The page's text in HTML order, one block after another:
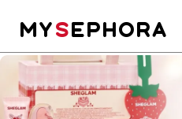
MYSEPHORA